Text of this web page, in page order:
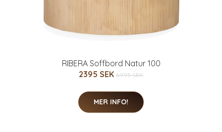
RIBERA Soffbord Natur 100
2395 SEK 6995 SEK
MER INFO!